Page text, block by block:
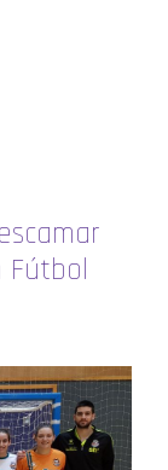
Fútbol